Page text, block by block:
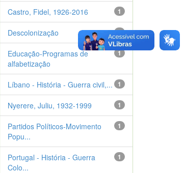
1
Castro, Fidel, 1926-2016
1
Descolonização
1
Educação-Programas de
alfabetização
1
Líbano - História - Guerra civil,...
1
Nyerere, Juliu, 1932-1999
1
Partidos Políticos-Movimento
Popu...
1
Portugal - História - Guerra
Colo...